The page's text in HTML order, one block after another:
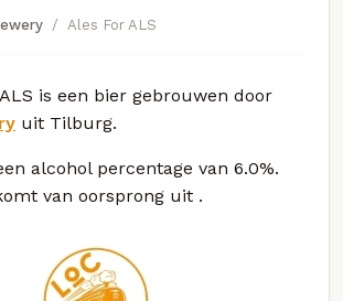
Ales For ALS
is een bier gebrouwen door
uit Tilburg.
alcohol percentage van 6.0%.
van oorsprong uit .